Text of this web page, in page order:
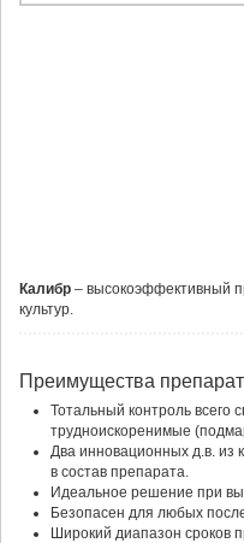
Калибр – высокоэффективный
культур.
Преимущества
Тотальный контроль всего
трудноискоренимые
Два инновационных д.в. из
в состав препарата.
Идеальное решение при
Безопасен для любых
Широкий диапазон сроков